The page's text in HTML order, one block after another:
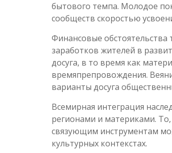
бытового темпа. Молодое
сообществ скоростью
Финансовые
заработков жителей в
досуга, в то время как
времяпрепровождения.
варианты досуга
Всемирная интеграция
регионами и материками.
связующим инструментам
культурных контекстах.